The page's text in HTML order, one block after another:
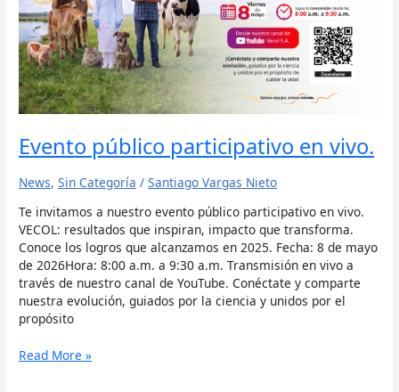
Evento público participativo en vivo.
News,Sin Categoría /Santiago Vargas Nieto
Te invitamos a nuestro evento público participativo en vivo.
VECOL: resultados que inspiran, impacto que transforma.
Conoce los logros que alcanzamos en 2025. Fecha: 8 de mayo
de 2026Hora: 8:00 a.m. a 9:30 a.m. Transmisión en vivo a
través de nuestro canal de YouTube. Conéctate y comparte
nuestra evolución, guiados por la ciencia y unidos por el
propósito
Read More »